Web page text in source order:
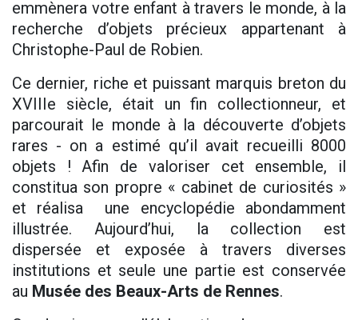
emmènera votre enfant à travers le monde, à la
recherche d’objets précieux appartenant à
Christophe-Paul de Robien.
Ce dernier, riche et puissant marquis breton du
XVIIIe siècle, était un fin collectionneur, et
parcourait le monde à la découverte d’objets
rares - on a estimé qu’il avait recueilli 8000
objets ! Afin de valoriser cet ensemble, il
constitua son propre « cabinet de curiosités »
et réalisa une encyclopédie abondamment
illustrée. Aujourd’hui, la collection est
dispersée et exposée à travers diverses
institutions et seule une partie est conservée
au Musée des Beaux-Arts de Rennes.